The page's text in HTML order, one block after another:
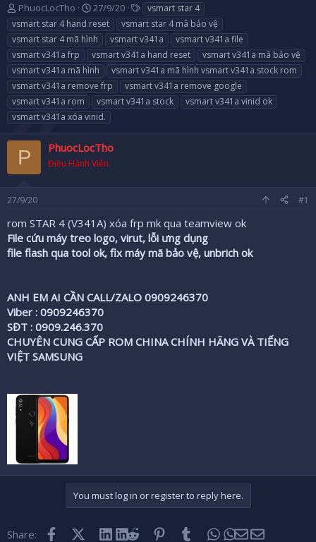
T
h
r
e
a
d
s
t
a
r
t
PhuocLocTho
N
g
à
y
g
ử
i
27/9/20
T
a
g
s
vsmart star 4
vsmart star 4 hand reset
vsmart star 4 mã bảo vệ
vsmart star 4 mã hình
vsmart v341a
vsmart v341a file
vsmart v341a frp
vsmart v341a hand reset
vsmart v341a mã bảo vệ
vsmart v341a mã hình
vsmart v341a mã hình vsmart v341a stock rom
vsmart v341a remove frp
vsmart v341a remove google
vsmart v341a rom
vsmart v341a stock
vsmart v341a vinid ok
vsmart v341a xóa vinid.
P PhuocLocTho
Điều Hành Viên
27/9/20 #1
rom STAR 4 (V341A) xóa frp mk qua teamview ok
File cứu máy treo logo, virut, lỗi ưng dụng
file flash qua tool ok, fix máy mã bảo vệ, unbrich ok
ANH EM AI CẦN CALL/ZALO 0909246370
Viber : 0909246370
SĐT : 0909.246.370
CHUYÊN CUNG CẤP ROM CHINA CHÍNH HÃNG VÀ TIẾNG
VIỆT SAMSUNG
You must log in or register to reply here.
Share: FacebookX (Twitter)LinkedIn
Reddit PinterestTumblr WhatsApp
Email